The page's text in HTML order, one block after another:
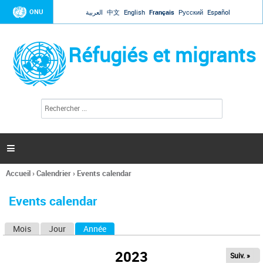
Jump to navigation
ONU العربية 中文 English Français Русский Español
Réfugiés et migrants
l
c
h
e

Vous
ici
Accueil›Calendrier› Events calendar
Events calendar
Mois Jour Année
2023 Suiv. »